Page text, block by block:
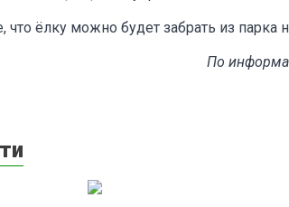
ёлку можно будет забрать из парка
По